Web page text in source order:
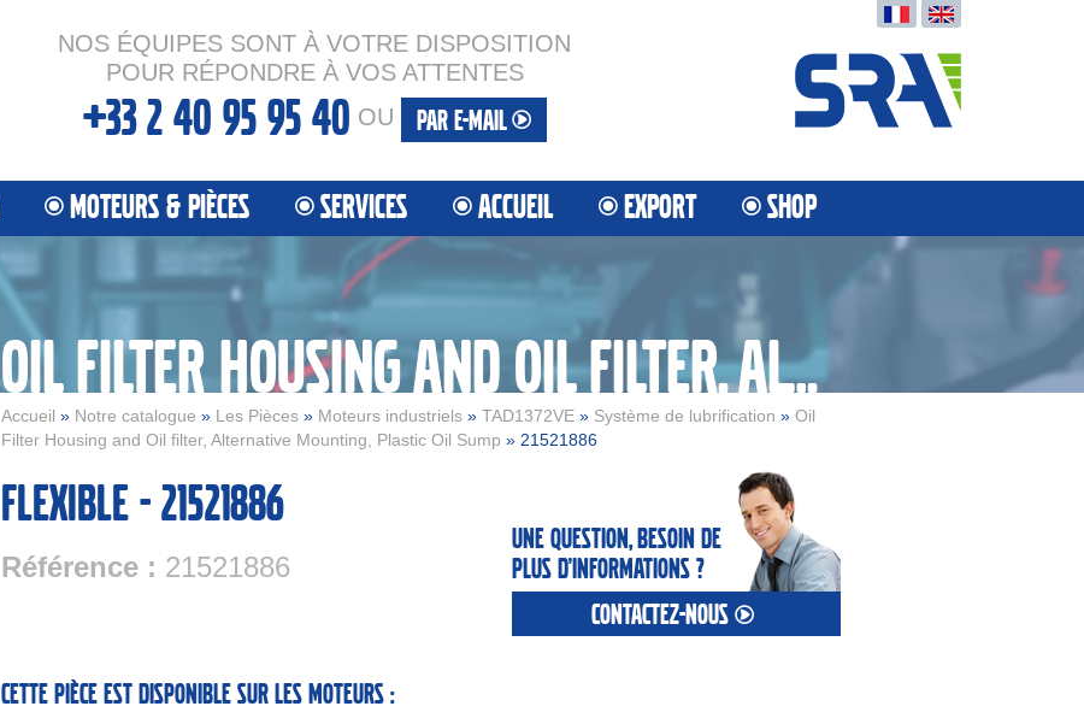
NOS ÉQUIPES SONT À VOTRE DISPOSITION
POUR RÉPONDRE À VOS ATTENTES
+33 2 40 95 95 40 OU PAR E-MAIL
MOTEURS & PIÈCES SERVICES ACCUEIL EXPORT SHOP
OIL FILTER HOUSING AND OIL FILTER, ALTERNATIVE MOUNTING, PLASTIC OIL SUMP
Accueil » Notre catalogue » Les Pièces» Moteurs industriels» TAD1372VE» Système de lubrification » Oil
Filter Housing and Oil filter, Alternative Mounting, Plastic Oil Sump » 21521886
Flexible - 21521886
Référence : 21521886
Une question, besoin de
plus d’informations ?
contactez-nous
Cette pièce est disponible sur les moteurs :